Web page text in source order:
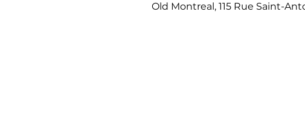
Old Montreal, 115 Rue Saint-